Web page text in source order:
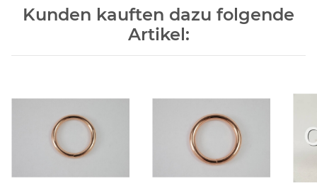
Kunden kauften dazu folgende
Artikel: